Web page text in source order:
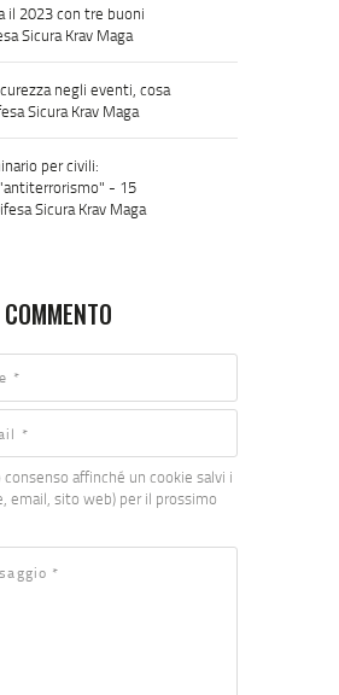
il 2023 con tre buoni
Sicura Krav Maga
negli eventi, cosa
Sicura Krav Maga
per civili:
- 15
Sicura Krav Maga
consenso affinché un cookie salvi i
email, sito web) per il prossimo